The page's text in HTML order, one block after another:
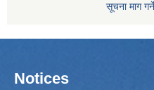
सूचना माग
Notices